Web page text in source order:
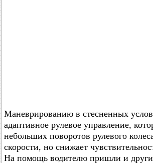
Маневрированию в стесненных
адаптивное рулевое управление,
небольших поворотов рулевого
скорости, но снижает
На помощь водителю пришли и